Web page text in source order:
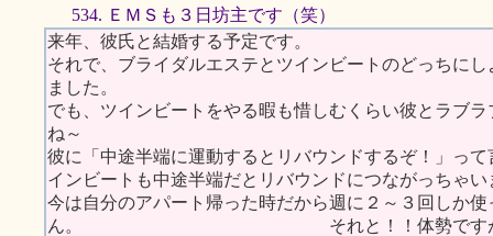
534. ＥＭＳも３日坊主です（笑）
来年、彼氏と結婚する予定です。
それで、ブライダルエステとツインビートのどっちに
ました。
でも、ツインビートをやる暇も惜しむくらい彼とラブ
ね～
彼に「中途半端に運動するとリバウンドするぞ！」っ
インビートも中途半端だとリバウンドにつながっちゃい
今は自分のアパート帰った時だから週に２～３回しか使
ん。 それと！！体勢ですが、やっぱ